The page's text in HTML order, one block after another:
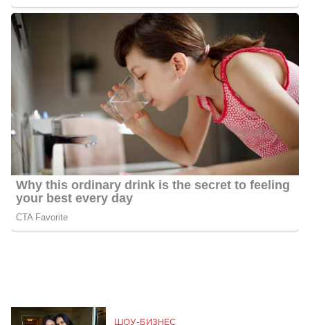
ШОУ-БИЗНЕС